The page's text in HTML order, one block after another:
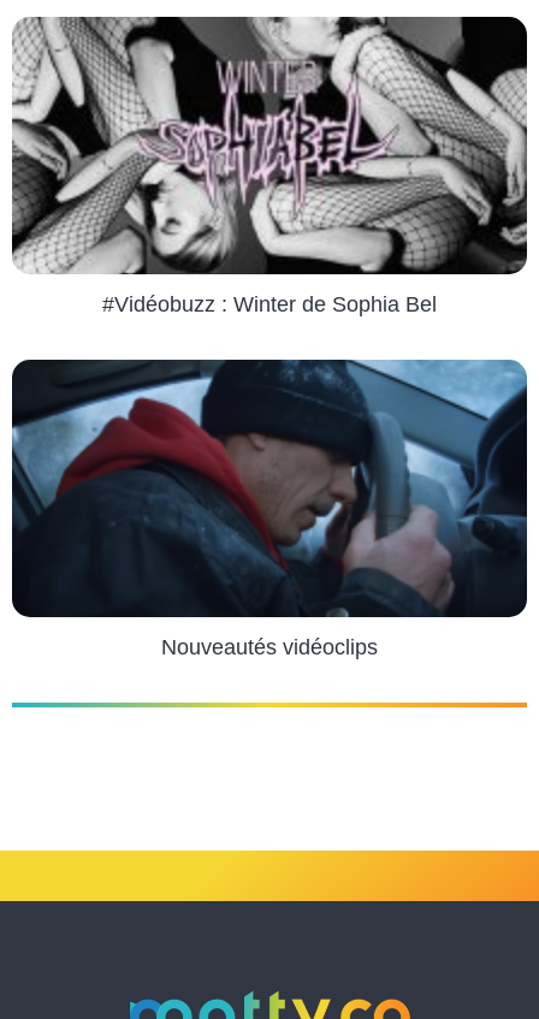
#Vidéobuzz : Winter de Sophia Bel
Nouveautés vidéoclips